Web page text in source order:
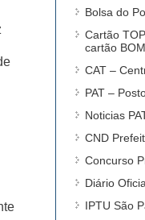
Bolsa do
Cartão
cartão
CAT –
PAT –
Noticias
CND
Concurso
Diário
IPTU São